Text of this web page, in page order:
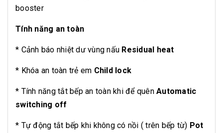
booster
Tính năng an toàn
* Cảnh báo nhiệt dư vùng nấu Residual heat
* Khóa an toàn trẻ em Child lock
* Tính năng tắt bếp an toàn khi để quên Automatic
switching off
* Tự động tắt bếp khi không có nồi ( trên bếp từ) Pot